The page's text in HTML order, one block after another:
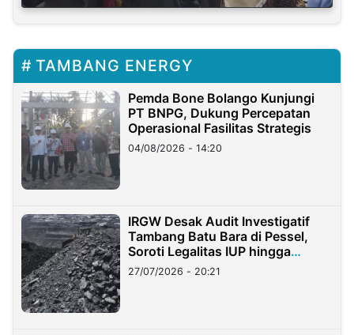
TAMBANG ENERGY
Pemda Bone Bolango Kunjungi
PT BNPG, Dukung Percepatan
Operasional Fasilitas Strategis
04/08/2026 - 14:20
IRGW Desak Audit Investigatif
Tambang Batu Bara di Pessel,
Soroti Legalitas IUP hingga
Stockpile
27/07/2026 - 20:21